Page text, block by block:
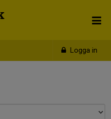
Logga in